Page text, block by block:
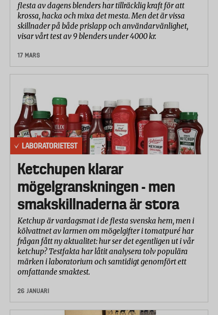
flesta av dagens blenders har tillräcklig kraft för att
krossa, hacka och mixa det mesta. Men det är vissa
skillnader på både prislapp och användarvänlighet,
visar vårt test av 9 blenders under 4000 kr.
17 MARS
LABORATORIETEST
Ketchupen klarar
mögelgranskningen - men
smakskillnaderna är stora
Ketchup är vardagsmat i de flesta svenska hem, men i
kölvattnet av larmen om mögelgifter i tomatpuré har
frågan fått ny aktualitet: hur ser det egentligen ut i vår
ketchup? Testfakta har låtit analysera tolv populära
märken i laboratorium och samtidigt genomfört ett
omfattande smaktest.
26 JANUARI